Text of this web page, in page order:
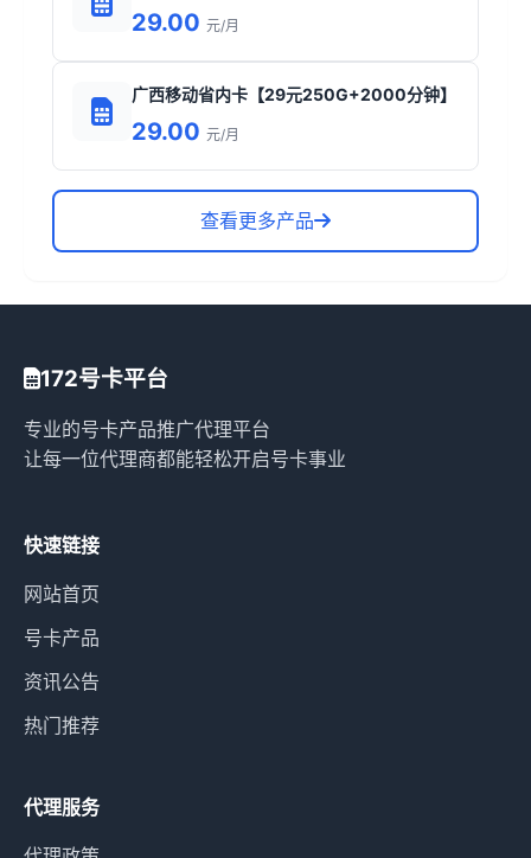
29.00 元/月
广西移动省内卡【29元250G+2000分钟】
29.00 元/月
查看更多产品
172号卡平台
专业的号卡产品推广代理平台
让每一位代理商都能轻松开启号卡事业
快速链接
网站首页
号卡产品
资讯公告
热门推荐
代理服务